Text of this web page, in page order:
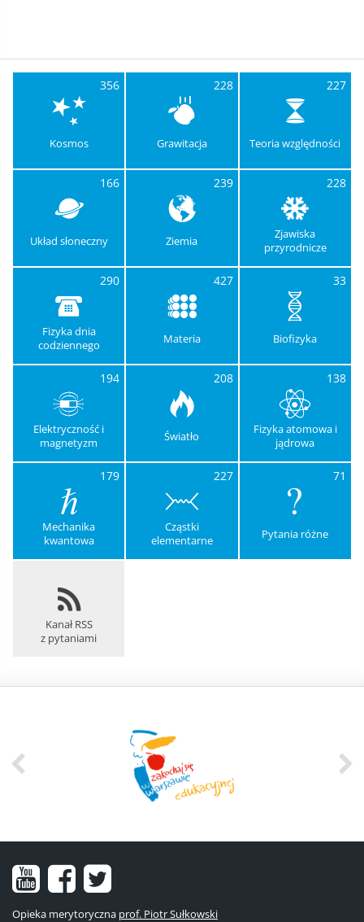
356
Kosmos
228
Grawitacja
227
Teoria względności
166
Układ słoneczny
239
Ziemia
228
Zjawiska
przyrodnicze
290
Fizyka dnia
codziennego
427
Materia
33
Biofizyka
194
Elektryczność i
magnetyzm
208
Światło
138
Fizyka atomowa i
jądrowa
179
Mechanika
kwantowa
227
Cząstki
elementarne
71
Pytania różne
Kanał RSS
z pytaniami
Nasz
kanał
Nasz
fanpage
Nasze
konto
Opieka merytoryczna prof. Piotr Sułkowski